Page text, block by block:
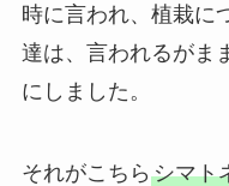
時に言われ、植栽に
達は、言われるがま
にしました。
それがこちら シマト